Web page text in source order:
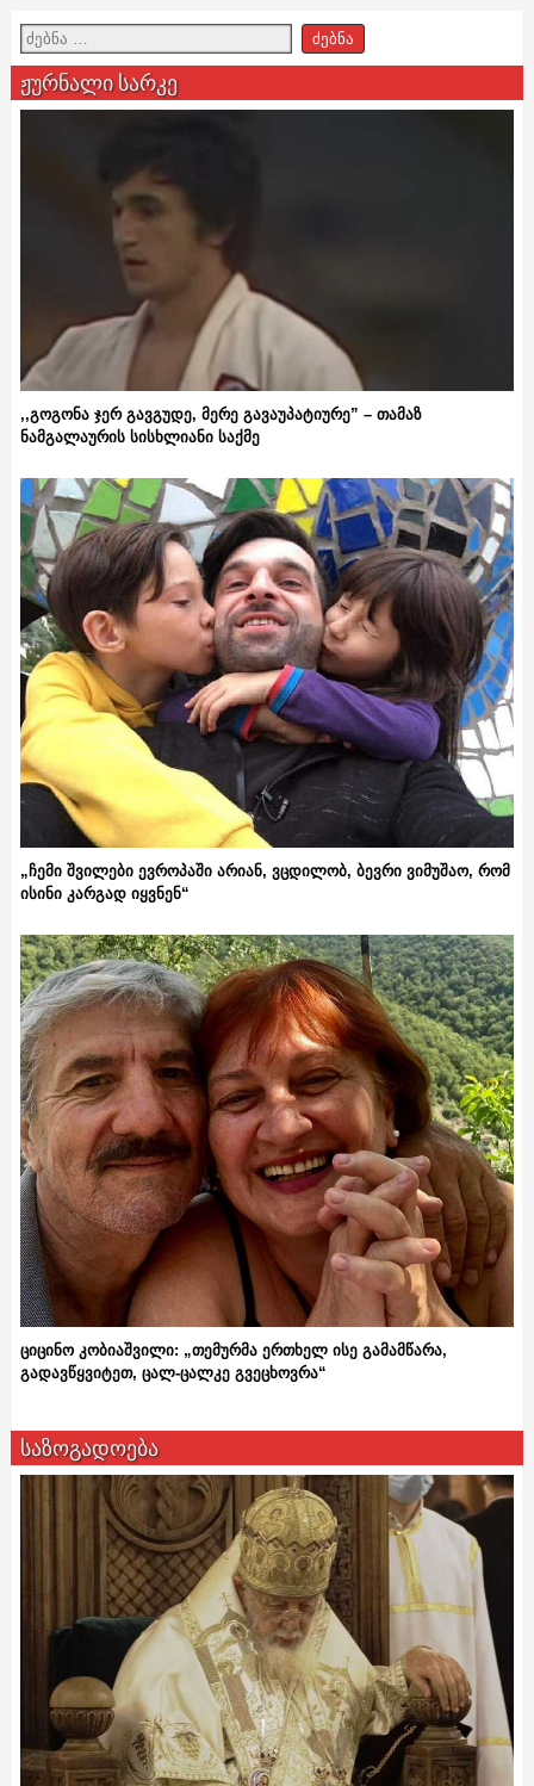
ჟურნალი სარკე
,,გოგონა ჯერ გავგუდე, მერე გავაუპატიურე” – თამაზ
ნამგალაურის სისხლიანი საქმე
„ჩემი შვილები ევროპაში არიან, ვცდილობ, ბევრი ვიმუშაო, რომ
ისინი კარგად იყვნენ“
ციცინო კობიაშვილი: „თემურმა ერთხელ ისე გამამწარა,
გადავწყვიტეთ, ცალ-ცალკე გვეცხოვრა“
საზოგადოება